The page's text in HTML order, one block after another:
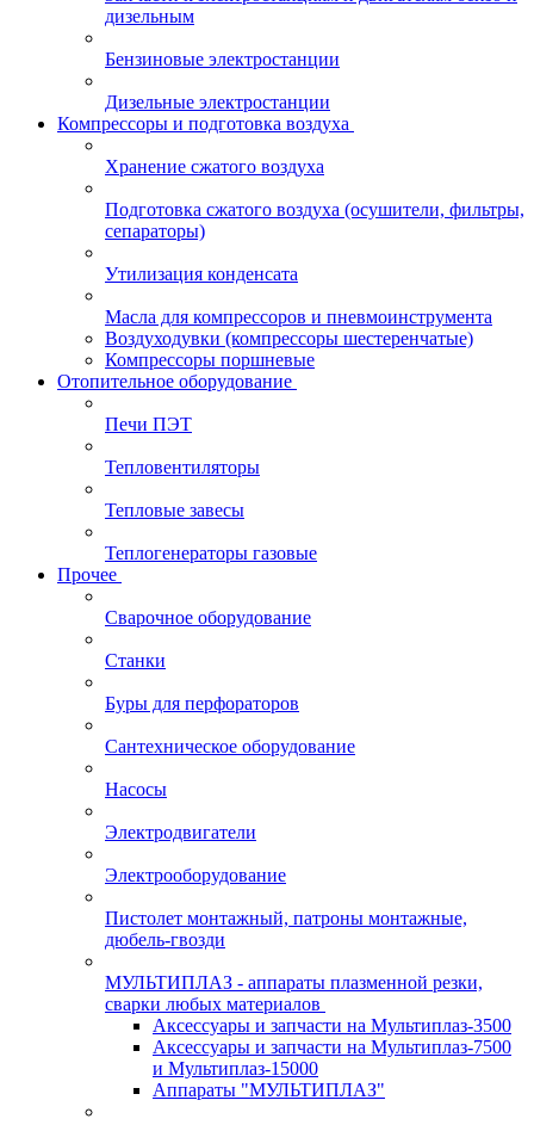
дизельным
Бензиновые электростанции
Дизельные электростанции
Компрессоры и подготовка воздуха
Хранение сжатого воздуха
Подготовка сжатого воздуха (осушители, фильтры,
сепараторы)
Утилизация конденсата
Масла для компрессоров и пневмоинструмента
Воздуходувки (компрессоры шестеренчатые)
Компрессоры поршневые
Отопительное оборудование
Печи ПЭТ
Тепловентиляторы
Тепловые завесы
Теплогенераторы газовые
Прочее
Сварочное оборудование
Станки
Буры для перфораторов
Сантехническое оборудование
Насосы
Электродвигатели
Электрооборудование
Пистолет монтажный, патроны монтажные,
дюбель-гвозди
МУЛЬТИПЛАЗ - аппараты плазменной резки,
сварки любых материалов
Аксессуары и запчасти на Мультиплаз-3500
Аксессуары и запчасти на Мультиплаз-7500
и Мультиплаз-15000
Аппараты "МУЛЬТИПЛАЗ"